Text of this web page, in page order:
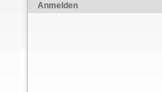
Anmelden